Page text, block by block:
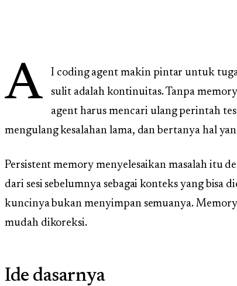
A
I coding agent makin pintar untuk
sulit adalah kontinuitas. Tanpa
agent harus mencari ulang perintah
mengulang kesalahan lama, dan bertanya hal
Persistent memory menyelesaikan masalah itu
dari sesi sebelumnya sebagai konteks yang bisa
kuncinya bukan menyimpan semuanya.
mudah dikoreksi.
Ide dasarnya